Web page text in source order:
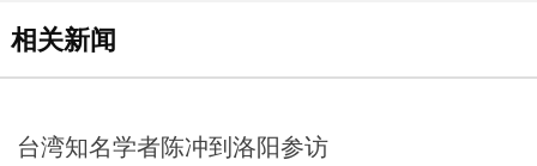
相关新闻
台湾知名学者陈冲到洛阳参访